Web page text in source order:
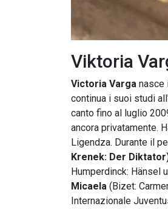
Viktoria
Victoria Varga nasce
continua i suoi studi
canto fino al luglio
ancora privatamente.
Ligendza. Durante il
Krenek: Der
Humperdinck: Hänsel
Micaela (Bizet:
Internazionale